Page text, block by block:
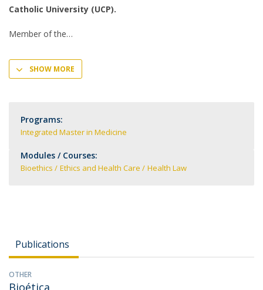
Catholic University (UCP).
Member of the
SHOW MORE
Programs:
Integrated Master in Medicine
Modules / Courses:
Bioethics Ethics and Health Care Health Law
Publications
OTHER
Bioética